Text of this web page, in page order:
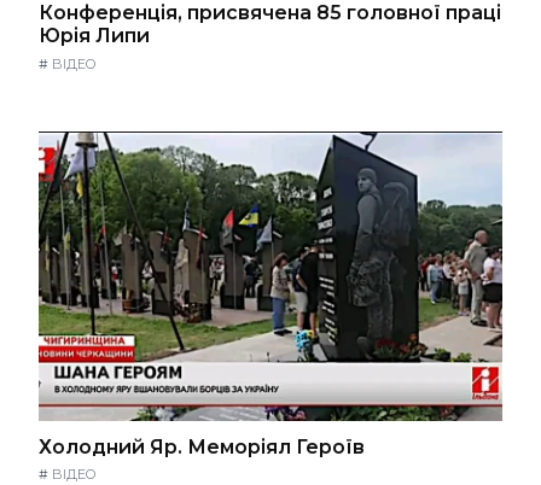
Конференція, присвячена 85 головної праці
Юрія Липи
# ВІДЕО
Холодний Яр. Меморіял Героїв
# ВІДЕО